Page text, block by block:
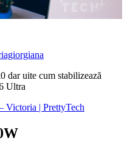
dar uite cum stabilizează
Ultra
Victoria | PrettyTech